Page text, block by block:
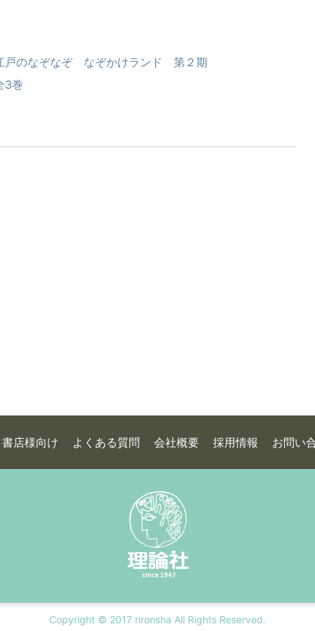
戸のなぞなぞ なぞかけランド 第２期
3巻
書店様向け よくある質問 会社概要 採用情報 お問い
Copyright © 2017 rironsha All Rights Reserved.